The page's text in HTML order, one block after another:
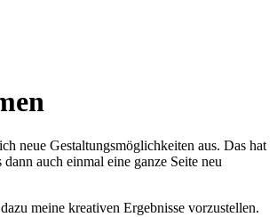
neue Gestaltungsmöglichkeiten aus. Das hat
auch einmal eine ganze Seite neu
meine kreativen Ergebnisse vorzustellen.